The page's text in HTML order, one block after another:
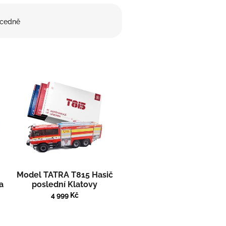
Model TATRA T815 Hasič
poslední Klatovy
4 999 Kč